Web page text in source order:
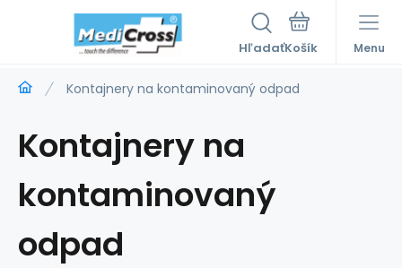
Hľadať Menu
Kontajnery na kontaminovaný odpad
Kontajnery na
kontaminovaný
odpad